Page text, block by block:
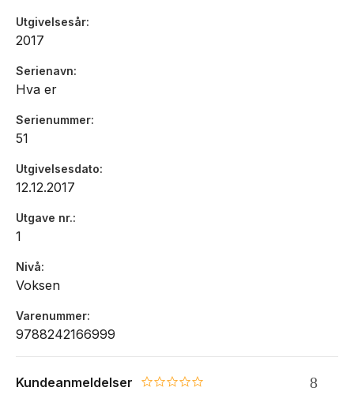
Utgivelsesår
2017
Serienavn
Hva er
Serienummer
51
Utgivelsesdato
12.12.2017
Utgave nr.
1
Nivå
Voksen
Varenummer
9788242166999
Kundeanmeldelser 0.0 star rating